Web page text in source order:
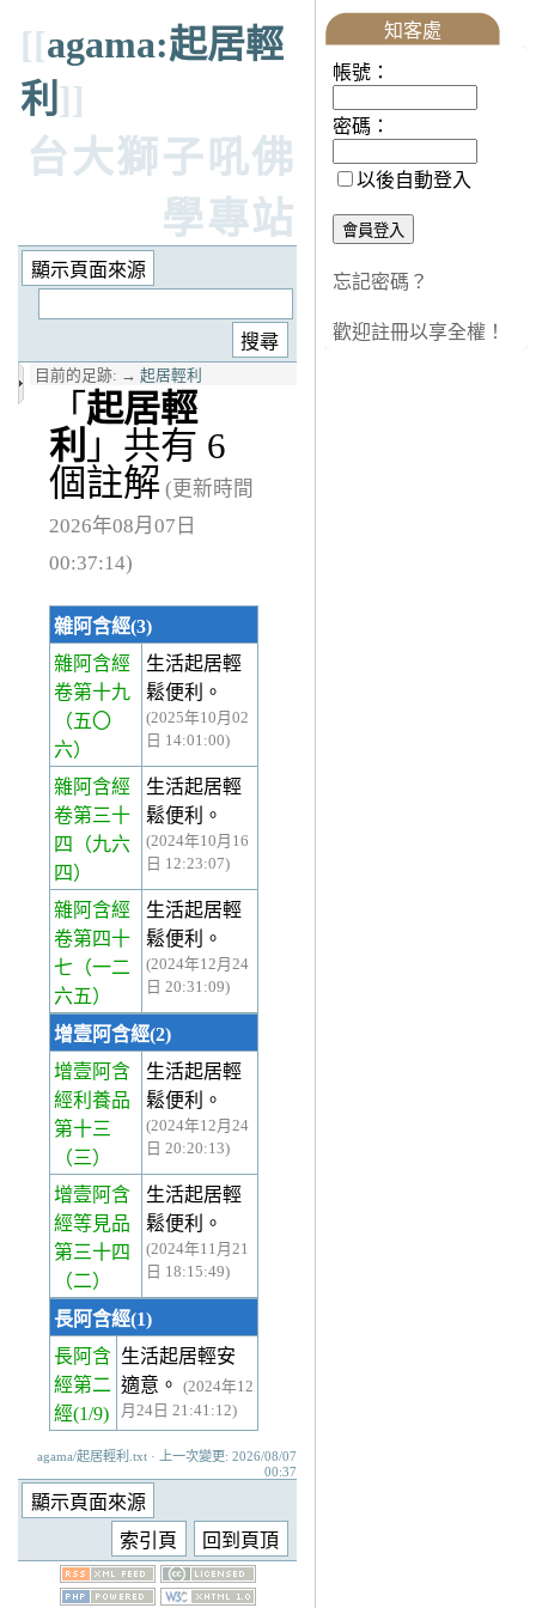
[[agama:起居輕
利 ]]
台大獅子吼佛
學專站
目前的足跡: → 起居輕利
「 起居輕
利 」共有 6
個註解 (更新時間
2026年08月07日
00:37:14)
雜阿含經(3)
雜阿含經
卷第十九
（五〇
六）
生活起居輕
鬆便利。
(2025年10月02
日 14:01:00)
雜阿含經
卷第三十
四
（九六
四）
生活起居輕
鬆便利。
(2024年10月16
日 12:23:07)
雜阿含經
卷第四十
七 （一二
六五）
生活起居輕
鬆便利。
(2024年12月24
日 20:31:09)
增壹阿含經(2)
增壹阿含
經利養品
第十三
（三）
生活起居輕
鬆便利。
(2024年12月24
日 20:20:13)
增壹阿含
經等見品
第三十四
（二）
生活起居輕
鬆便利。
(2024年11月21
日 18:15:49)
長阿含經(1)
長阿含
經第二
經(1/9)
生活起居輕安
適意。
(2024年12
月24日 21:41:12)
agama/起居輕利.txt · 上一次變更: 2026/08/07
00:37
知客處
帳號：
密碼：
以後自動登入
忘記密碼？
歡迎註冊以享全權！